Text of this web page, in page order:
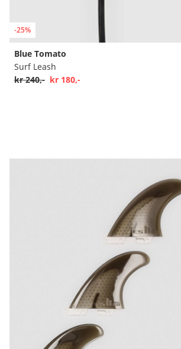
-25%
Blue Tomato
Surf Leash
kr 240,- kr 180,-